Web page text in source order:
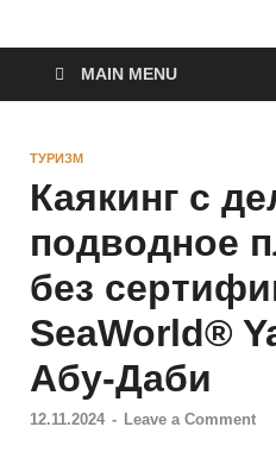
MAIN MENU
ТУРИЗМ
Каякинг с
подводное
без
SeaWorld®
Абу-Даби
12.11.2024 - Leave a Comment